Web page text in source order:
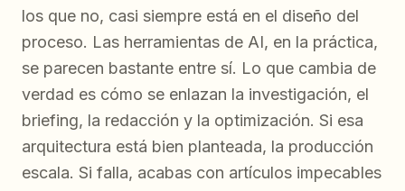
los que no, casi siempre está en el diseño del
proceso. Las herramientas de AI, en la práctica,
se parecen bastante entre sí. Lo que cambia de
verdad es cómo se enlazan la investigación, el
briefing, la redacción y la optimización. Si esa
arquitectura está bien planteada, la producción
escala. Si falla, acabas con artículos impecables